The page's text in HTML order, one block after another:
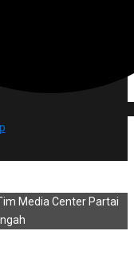
Media Center Partai